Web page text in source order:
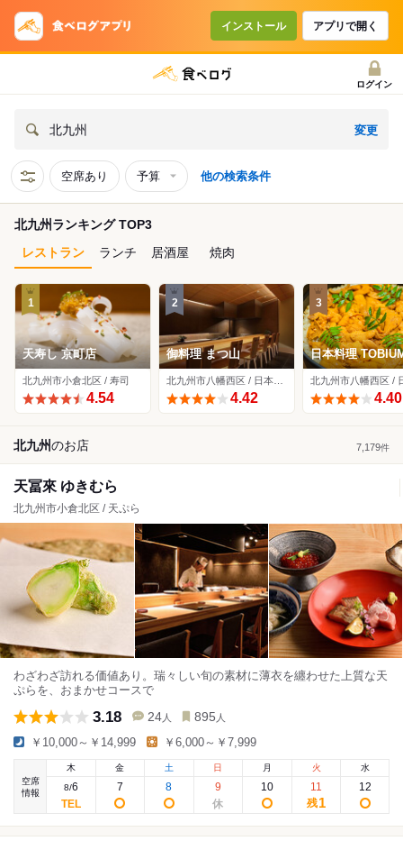
インストール アプリで開く
ログイン
北九州 変更
空席あり 予算 他の検索条件
北九州ランキング TOP3
レストラン
ランチ 居酒屋 焼肉
1
天寿し 京町店
北九州市小倉北区 / 寿司
4.54
2
御料理 まつ山
4.42
3
日本料理
4.40
北九州のお店 7,179件
天冨來 ゆきむら
北九州市小倉北区 / 天ぷら
わざわざ訪れる価値あり。瑞々しい旬の素材に薄衣を纏わせた上質な天
ぷらを、おまかせコースで
3.18 24 人 895 人
￥10,000～￥14,999 ￥6,000～￥7,999
空席
情報
木
8/6
金
7
土
8
日
9
月
10
火
11
残1
水
12